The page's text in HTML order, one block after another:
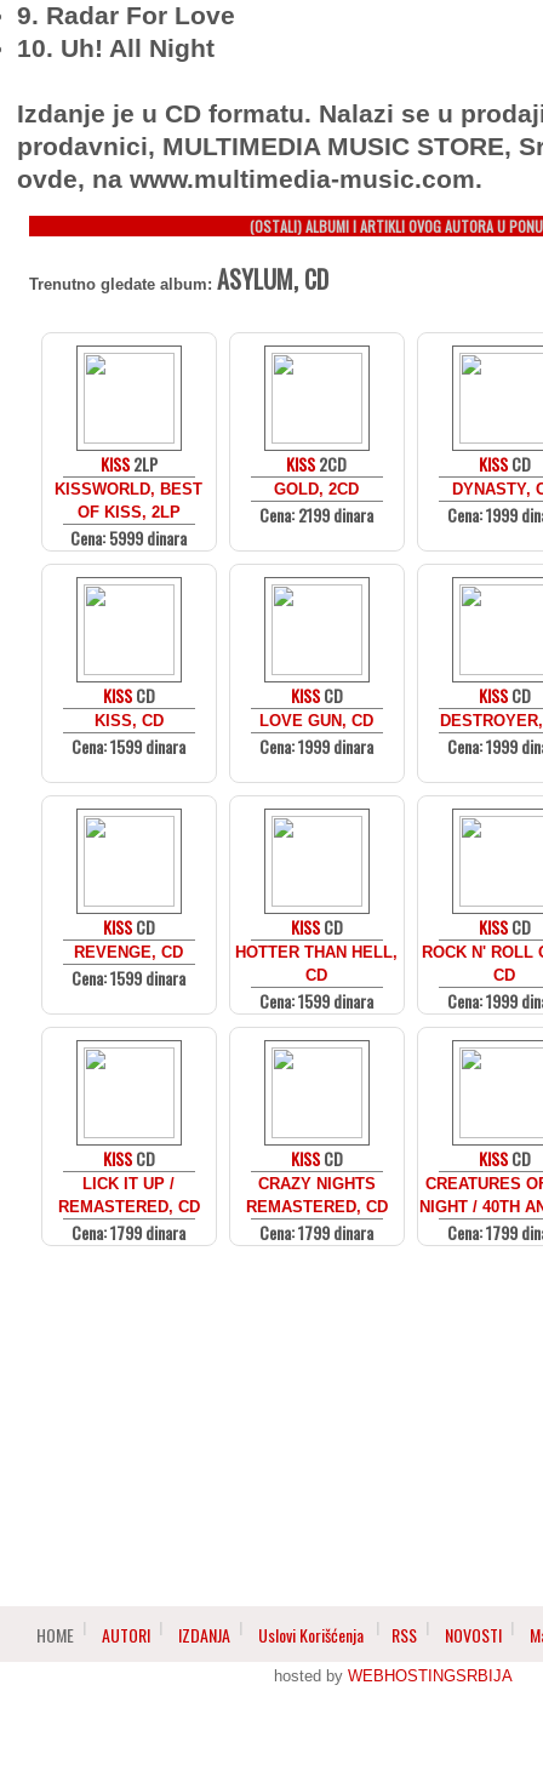
9. Radar For Love
10. Uh! All Night
Izdanje je u CD formatu. Nalazi se u
prodavnici, MULTIMEDIA MUSIC STORE,
ovde, na www.multimedia-music.com.
(OSTALI) ALBUMI I ARTIKLI OVOG AUTORA U
Trenutno gledate album: ASYLUM, CD
KISS2LP
KISSWORLD, BEST
OF KISS, 2LP
Cena: 5999 dinara
KISS2CD
GOLD, 2CD
Cena: 2199 dinara
KISSCD
DYNASTY,
Cena: 1999
KISSCD
KISS, CD
Cena: 1599 dinara
KISSCD
LOVE GUN, CD
Cena: 1999 dinara
KISSCD
Cena: 1999
KISSCD
REVENGE, CD
Cena: 1599 dinara
KISSCD
HOTTER THAN HELL,
CD
Cena: 1599 dinara
KISSCD
ROCK N' ROLL
CD
Cena: 1999
KISSCD
LICK IT UP /
REMASTERED, CD
Cena: 1799 dinara
KISSCD
CRAZY NIGHTS
REMASTERED, CD
Cena: 1799 dinara
KISSCD
CREATURES
NIGHT / 40TH
Cena: 1799
HOME AUTORI IZDANJA Uslovi Korišćenja RSS NOVOSTI
hosted by WEBHOSTINGSRBIJA